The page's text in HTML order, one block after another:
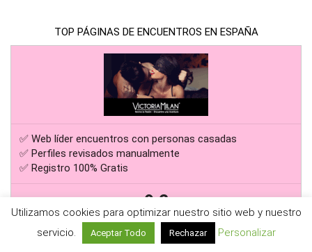
revisado porLuis Díaz
TOP PÁGINAS DE ENCUENTROS EN ESPAÑA
✅ Web líder encuentros con personas casadas
✅ Perfiles revisados manualmente
✅ Registro 100% Gratis
Utilizamos cookies para optimizar nuestro sitio web y nuestro
servicio.
Aceptar Todo Rechazar Personalizar